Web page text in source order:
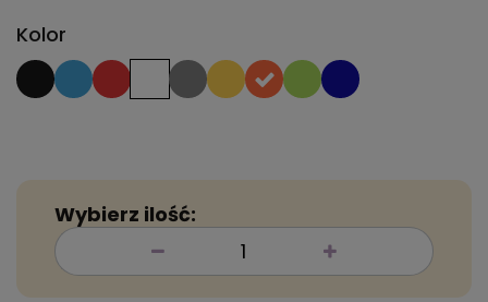
Kolor
Wybierz ilość: